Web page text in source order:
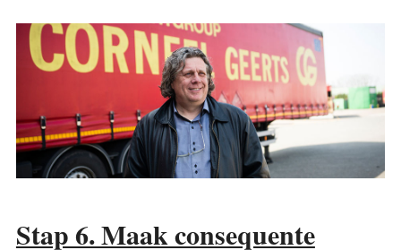
Stap 6. Maak consequente